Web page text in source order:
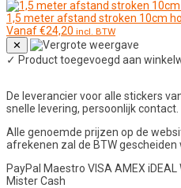
1,5 meter afstand stroken 10cm
Vanaf€24,20 incl. BTW
✕
✓ Product toegevoegd aan
De leverancier voor alle stickers
snelle levering, persoonlijk contact.
Alle genoemde prijzen op de
afrekenen zal de BTW gescheiden
PayPal Maestro VISA AMEX iDEAL
Mister Cash